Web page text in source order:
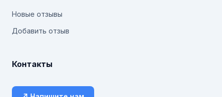
Новые отзывы
Добавить отзыв
Контакты